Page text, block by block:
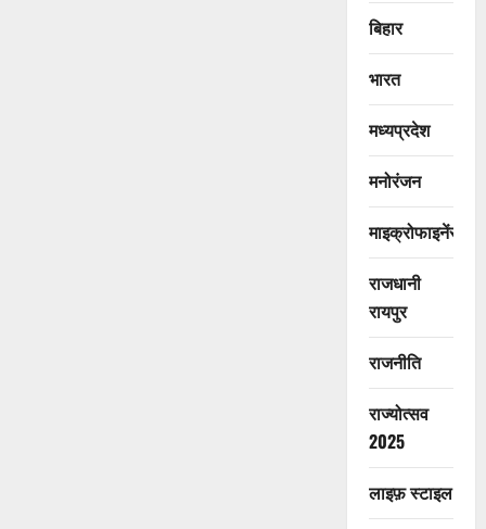
बिहार
भारत
मध्यप्रदेश
मनोरंजन
माइक्रोफाइनेंस
राजधानी
रायपुर
राजनीति
राज्योत्सव
2025
लाइफ़ स्टाइल